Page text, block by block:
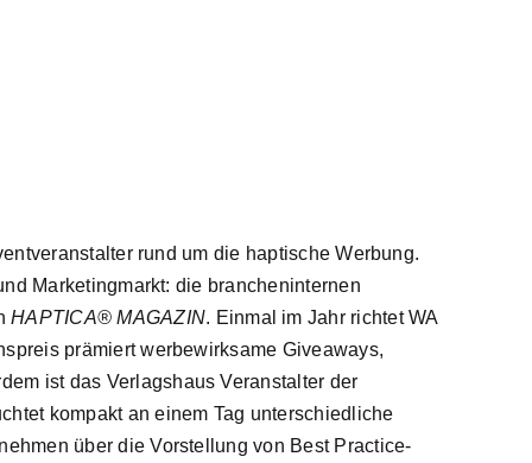
rund um die haptische Werbung.
Marketingmarkt: die brancheninternen
HAPTICA® MAGAZIN. Einmal im Jahr richtet WA
prämiert werbewirksame Giveaways,
ist das Verlagshaus Veranstalter der
kompakt an einem Tag unterschiedliche
über die Vorstellung von Best Practice-